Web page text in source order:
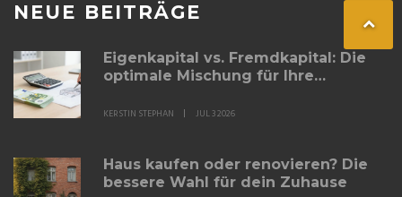
NEUE BEITRÄGE
Eigenkapital vs. Fremdkapital: Die
optimale Mischung für Ihre
KERSTIN STEPHAN JUL 3 2026
Haus kaufen oder renovieren? Die
bessere Wahl für dein Zuhause